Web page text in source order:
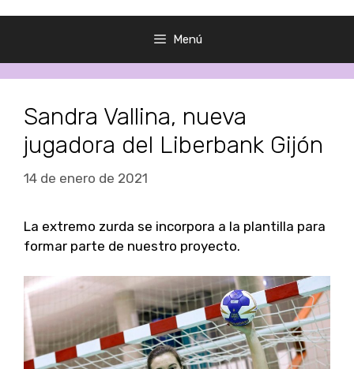
Menú
Sandra Vallina, nueva
jugadora del Liberbank Gijón
14 de enero de 2021
La extremo zurda se incorpora a la plantilla para
formar parte de nuestro proyecto.